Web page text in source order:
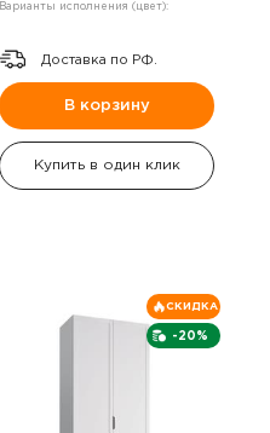
Варианты исполнения (цвет):
Доставка по РФ.
В корзину
Купить в один клик
-20%
СКИДКА